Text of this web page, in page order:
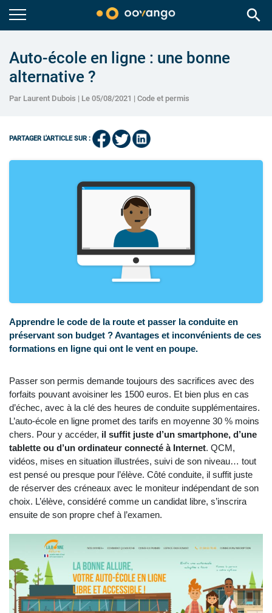
search
Auto-école en ligne : une bonne
alternative ?
Par Laurent Dubois | Le 05/08/2021 | Code et permis
PARTAGER L'ARTICLE SUR :
Apprendre le code de la route et passer la conduite en
préservant son budget ? Avantages et inconvénients de ces
formations en ligne qui ont le vent en poupe.
Passer son permis demande toujours des sacrifices avec des
forfaits pouvant avoisiner les 1500 euros. Et bien plus en cas
d’échec, avec à la clé des heures de conduite supplémentaires.
L’auto-école en ligne promet des tarifs en moyenne 30 % moins
chers. Pour y accéder, il suffit juste d’un smartphone, d’une
tablette ou d’un ordinateur connecté à Internet. QCM,
vidéos, mises en situation illustrées, suivi de son niveau… tout
est pensé ou presque pour l’élève. Côté conduite, il suffit juste
de réserver des créneaux avec le moniteur indépendant de son
choix. L’élève, considéré comme un candidat libre, s’inscrira
ensuite de son propre chef à l’examen.